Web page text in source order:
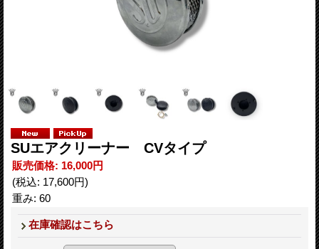
SUエアクリーナー CVタイプ
販売価格: 16,000円
(税込: 17,600円)
重み: 60
在庫確認はこちら